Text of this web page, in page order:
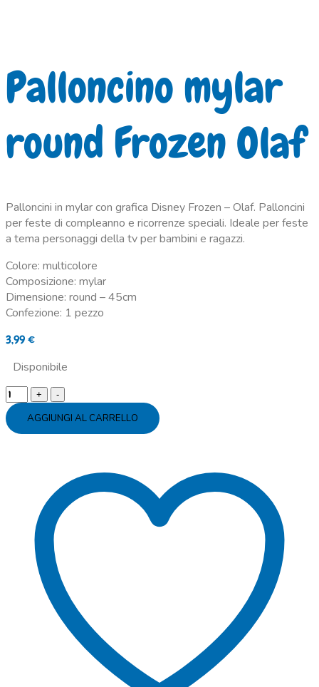
Palloncino mylar
round Frozen Olaf
Palloncini in mylar con grafica Disney Frozen – Olaf. Palloncini
per feste di compleanno e ricorrenze speciali. Ideale per feste
a tema personaggi della tv per bambini e ragazzi.
Colore: multicolore
Composizione: mylar
Dimensione: round – 45cm
Confezione: 1 pezzo
3,99€
Disponibile
Palloncino
mylar
roundAGGIUNGI AL CARRELLO